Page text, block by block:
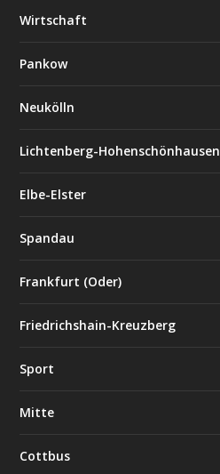
Wirtschaft
Pankow
Neukölln
Lichtenberg-Hohenschönhausen
Elbe-Elster
Spandau
Frankfurt (Oder)
Friedrichshain-Kreuzberg
Sport
Mitte
Cottbus